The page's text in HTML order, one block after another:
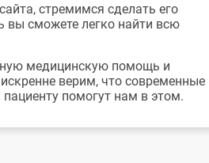
стремимся сделать его
сможете легко найти всю
медицинскую помощь и
верим, что современные
помогут нам в этом.